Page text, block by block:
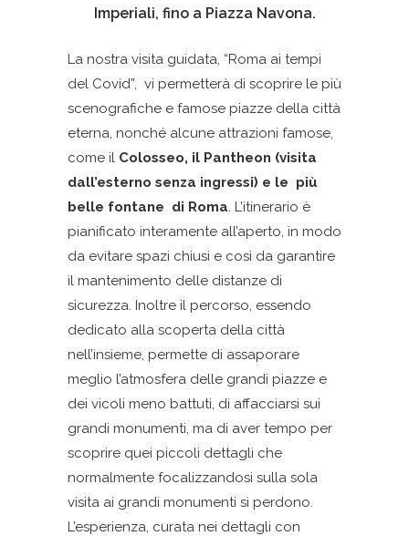
Imperiali, fino a Piazza Navona.
La nostra visita guidata, “Roma ai tempi
del Covid”, vi permetterà di scoprire le più
scenografiche e famose piazze della città
eterna, nonché alcune attrazioni famose,
come il Colosseo, il Pantheon (visita
dall’esterno senza ingressi) e le più
belle fontane di Roma. L’itinerario è
pianificato interamente all’aperto, in modo
da evitare spazi chiusi e così da garantire
il mantenimento delle distanze di
sicurezza. Inoltre il percorso, essendo
dedicato alla scoperta della città
nell’insieme, permette di assaporare
meglio l’atmosfera delle grandi piazze e
dei vicoli meno battuti, di affacciarsi sui
grandi monumenti, ma di aver tempo per
scoprire quei piccoli dettagli che
normalmente focalizzandosi sulla sola
visita ai grandi monumenti si perdono.
L’esperienza, curata nei dettagli con